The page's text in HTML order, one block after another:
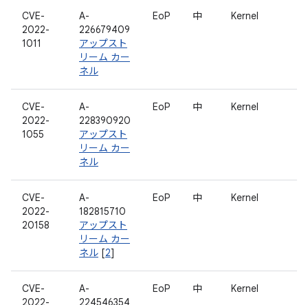
CVE-
2022-
1011
A-
226679409
アップスト
リーム カー
ネル
EoP 中 Kernel
CVE-
2022-
1055
A-
228390920
アップスト
リーム カー
ネル
EoP 中 Kernel
CVE-
2022-
20158
A-
182815710
アップスト
リーム カー
ネル [2]
EoP 中 Kernel
CVE-
2022-
A-
224546354
EoP 中 Kernel